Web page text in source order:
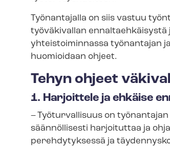
Työnantajalla on siis vastuu
työväkivallan
yhteistoiminnassa työnantajan
huomioidaan ohjeet.
Tehyn ohjeet
1. Harjoittele ja ehkäise
– Työturvallisuus on
säännöllisesti harjoituttaa ja
perehdytyksessä ja